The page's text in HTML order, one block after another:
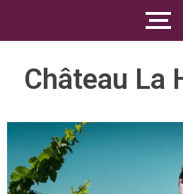
Château La